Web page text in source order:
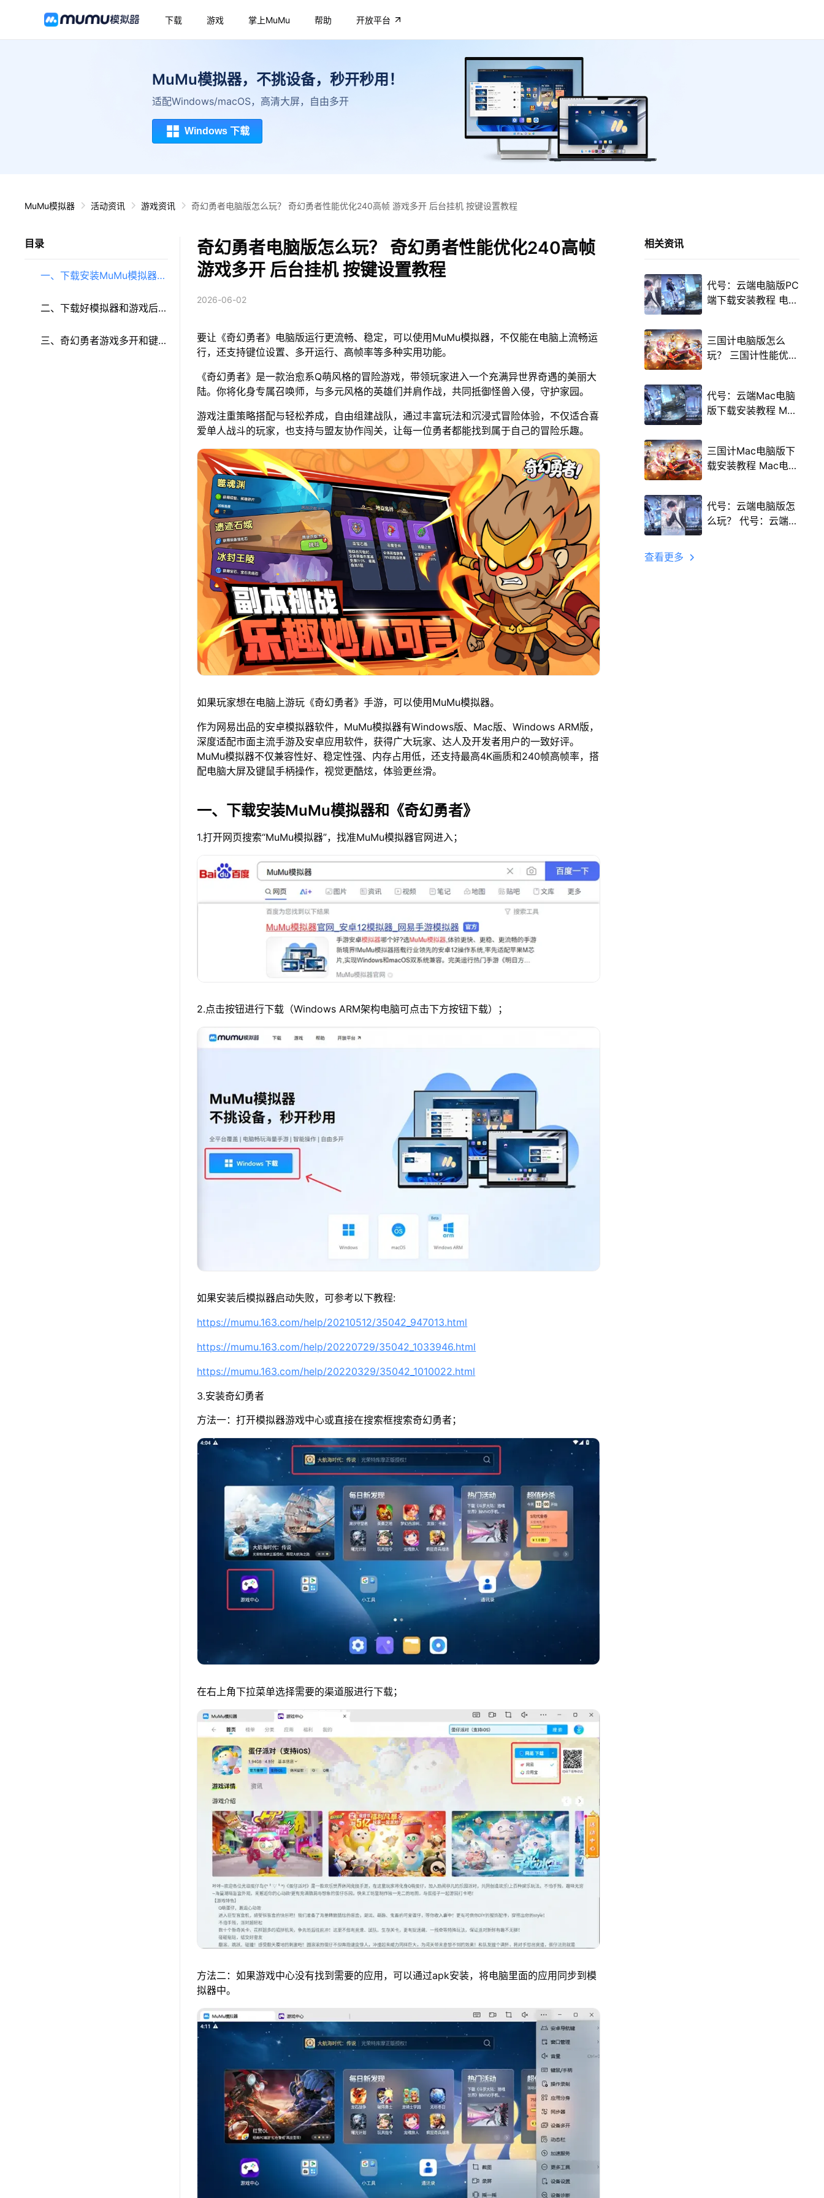
下载 游戏 掌上MuMu 帮助 开放平台
MuMu模拟器，不挑设备，秒开秒用！
适配Windows/macOS，高清大屏，自由多开
Windows 下载
MuMu模拟器 活动资讯 游戏资讯 奇幻勇者电脑版怎么玩？ 奇幻勇者性能优化240高帧 游戏多开 后台挂机 按键设置教程
目录
一、下载安装MuMu模拟器和
《奇幻勇者》
二、下载好模拟器和游戏后
再参考以下步骤进行设置：
三、奇幻勇者游戏多开和键
奇幻勇者电脑版怎么玩？ 奇幻勇者性能优化240高帧
游戏多开 后台挂机 按键设置教程
2026-06-02
要让《奇幻勇者》电脑版运行更流畅、稳定，可以使用MuMu模拟器，不仅能在电脑上流畅运
行，还支持键位设置、多开运行、高帧率等多种实用功能。
《奇幻勇者》是一款治愈系Q萌风格的冒险游戏，带领玩家进入一个充满异世界奇遇的美丽大
陆。你将化身专属召唤师，与多元风格的英雄们并肩作战，共同抵御怪兽入侵，守护家园。
游戏注重策略搭配与轻松养成，自由组建战队，通过丰富玩法和沉浸式冒险体验，不仅适合喜
爱单人战斗的玩家，也支持与盟友协作闯关，让每一位勇者都能找到属于自己的冒险乐趣。
如果玩家想在电脑上游玩《奇幻勇者》手游，可以使用MuMu模拟器。
作为网易出品的安卓模拟器软件，MuMu模拟器有Windows版、Mac版、Windows ARM版，
深度适配市面主流手游及安卓应用软件，获得广大玩家、达人及开发者用户的一致好评。
MuMu模拟器不仅兼容性好、稳定性强、内存占用低，还支持最高4K画质和240帧高帧率，搭
配电脑大屏及键鼠手柄操作，视觉更酷炫，体验更丝滑。
一、下载安装MuMu模拟器和《奇幻勇者》
1.打开网页搜索“MuMu模拟器”，找准MuMu模拟器官网进入；
2.点击按钮进行下载（Windows ARM架构电脑可点击下方按钮下载）；
如果安装后模拟器启动失败，可参考以下教程:
https://mumu.163.com/help/20210512/35042_947013.html
https://mumu.163.com/help/20220729/35042_1033946.html
https://mumu.163.com/help/20220329/35042_1010022.html
3.安装奇幻勇者
方法一：打开模拟器游戏中心或直接在搜索框搜索奇幻勇者；
在右上角下拉菜单选择需要的渠道服进行下载；
方法二：如果游戏中心没有找到需要的应用，可以通过apk安装，将电脑里面的应用同步到模
拟器中。
相关资讯
代号：云端电脑版PC
端下载安装教程 电脑
三国计电脑版怎么
玩？ 三国计性能优化
程
代号：云端Mac电脑
版下载安装教程 Mac
三国计Mac电脑版下
载安装教程 Mac电脑
代号：云端电脑版怎
么玩？ 代号：云端性
查看更多